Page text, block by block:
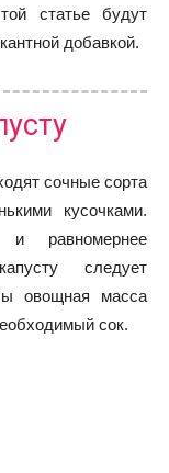
статье будут
добавкой.
сочные сорта
кусочками.
равномернее
следует
овощная масса
сок.